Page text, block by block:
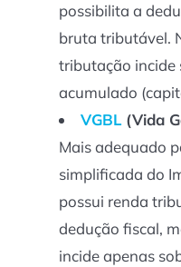
possibilita a
bruta tributável.
tributação incide
acumulado
VGBL (Vida
Mais adequado
simplificada do
possui renda
dedução fiscal,
incide apenas